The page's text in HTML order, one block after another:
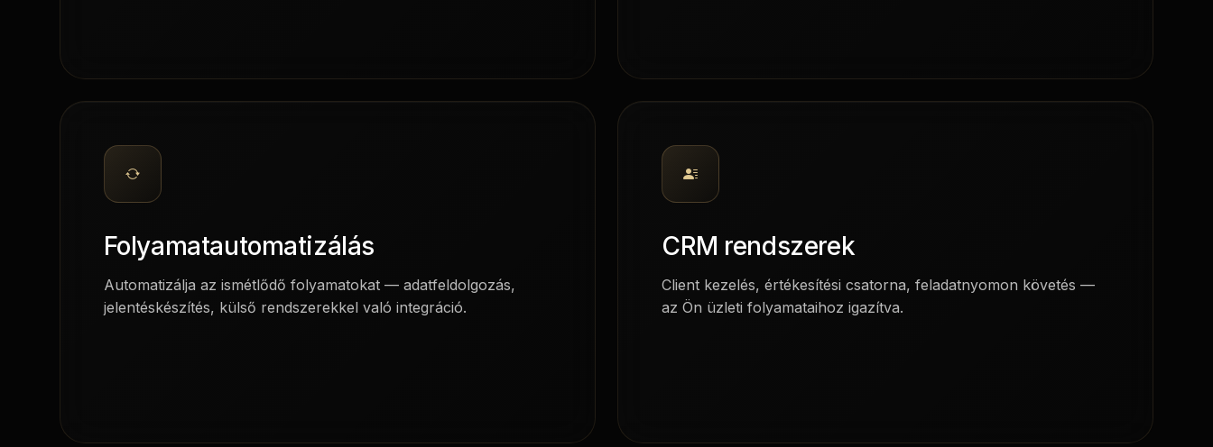
Folyamatautomatizálás
Automatizálja az ismétlődő folyamatokat — adatfeldolgozás,
jelentéskészítés, külső rendszerekkel való integráció.
CRM rendszerek
Client kezelés, értékesítési csatorna, feladatnyomon követés —
az Ön üzleti folyamataihoz igazítva.